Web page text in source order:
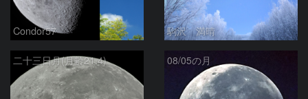
Condor57 駒沢 満晴
二十三日月(月齢21.4) 08/05の月